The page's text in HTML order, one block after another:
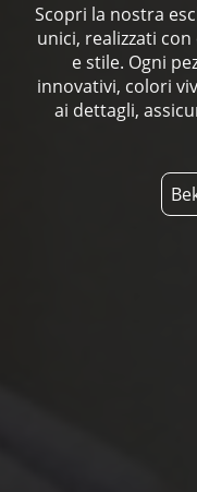
Scopri la nostra
unici, realizzati
e stile. Ogni
innovativi, colori
ai dettagli,